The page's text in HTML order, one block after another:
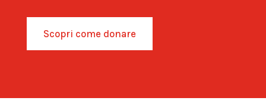
Scopri come donare